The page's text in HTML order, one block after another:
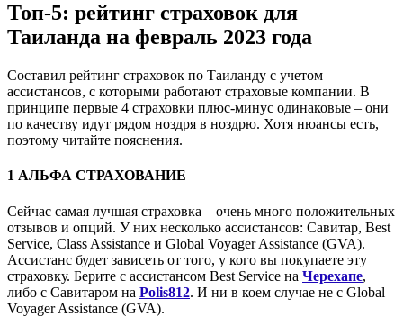
Топ-5: рейтинг страховок для
Таиланда на февраль 2023 года
Составил рейтинг страховок по Таиланду с учетом
ассистансов, с которыми работают страховые компании. В
принципе первые 4 страховки плюс-минус одинаковые – они
по качеству идут рядом ноздря в ноздрю. Хотя нюансы есть,
поэтому читайте пояснения.
1 АЛЬФА СТРАХОВАНИЕ
Сейчас самая лучшая страховка – очень много положительных
отзывов и опций. У них несколько ассистансов: Савитар, Best
Service, Class Assistance и Global Voyager Assistance (GVA).
Ассистанс будет зависеть от того, у кого вы покупаете эту
страховку. Берите с ассистансом Best Service на Черехапе,
либо с Савитаром на Polis812. И ни в коем случае не с Global
Voyager Assistance (GVA).